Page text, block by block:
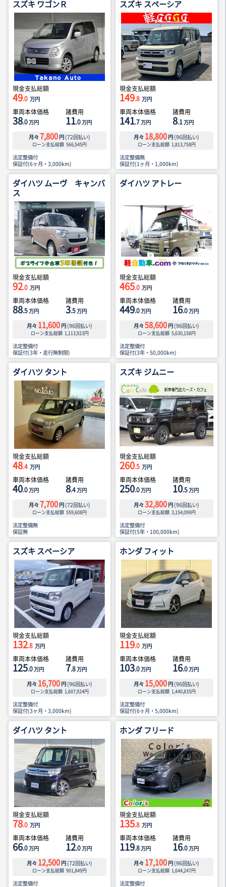
スズキ ワゴンＲ
現金支払総額
49.0 万円
車両本体価格
38.0万円
諸費用
11.0万円
月々 7,800 円 (72回払い)
ローン支払総額 566,545円
法定整備付
保証付(6ヶ月・3,000km)
スズキ スペーシア
現金支払総額
149.8 万円
車両本体価格
141.7万円
諸費用
8.1万円
月々 18,800 円 (96回払い)
ローン支払総額 1,813,758円
法定整備無
保証付(1ヶ月・1,000km)
ダイハツ ムーヴ キャンバ
ス
現金支払総額
92.0 万円
車両本体価格
88.5万円
諸費用
3.5万円
月々 11,600 円 (96回払い)
ローン支払総額 1,113,923円
法定整備付
保証付(3年・走行無制限)
ダイハツ アトレー
現金支払総額
465.0 万円
車両本体価格
449.0万円
諸費用
16.0万円
月々 58,600 円 (96回払い)
ローン支払総額 5,630,158円
法定整備付
保証付(3年・50,000km)
ダイハツ タント
現金支払総額
48.4 万円
車両本体価格
40.0万円
諸費用
8.4万円
月々 7,700 円 (72回払い)
ローン支払総額 559,608円
法定整備無
保証無
スズキ ジムニー
現金支払総額
260.5 万円
車両本体価格
250.0万円
諸費用
10.5万円
月々 32,800 円 (96回払い)
ローン支払総額 3,154,099円
法定整備付
保証付(5年・100,000km)
スズキ スペーシア
現金支払総額
132.8 万円
車両本体価格
125.0万円
諸費用
7.8万円
月々 16,700 円 (96回払い)
ローン支払総額 1,607,924円
法定整備付
保証付(3ヶ月・3,000km)
ホンダ フィット
現金支払総額
119.0 万円
車両本体価格
103.0万円
諸費用
16.0万円
月々 15,000 円 (96回払い)
ローン支払総額 1,440,835円
法定整備付
保証付(6ヶ月・5,000km)
ダイハツ タント
現金支払総額
78.0 万円
車両本体価格
66.0万円
諸費用
12.0万円
月々 12,500 円 (72回払い)
ローン支払総額 901,849円
法定整備付
ホンダ フリード
現金支払総額
135.8 万円
車両本体価格
119.8万円
諸費用
16.0万円
月々 17,100 円 (96回払い)
ローン支払総額 1,644,247円
法定整備付